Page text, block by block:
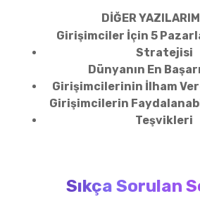
DİĞER
Girişimciler İçin 5
Stratejisi
Dünyanın En
Girişimcilerinin İlham
Girişimcilerin
Teşvikleri
Sıkça Sorulan